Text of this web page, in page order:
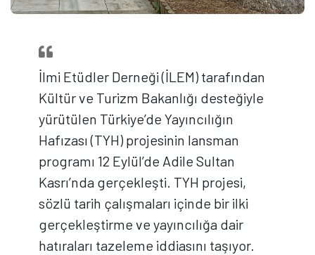
İlmi Etüdler Derneği (İLEM) tarafından
Kültür ve Turizm Bakanlığı desteğiyle
yürütülen Türkiye’de Yayıncılığın
Hafızası (TYH) projesinin lansman
programı 12 Eylül’de Adile Sultan
Kasrı’nda gerçekleşti. TYH projesi,
sözlü tarih çalışmaları içinde bir ilki
gerçekleştirme ve yayıncılığa dair
hatıraları tazeleme iddiasını taşıyor.